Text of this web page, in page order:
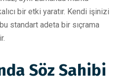
bir etki yaratır. Kendi işinizi
standart adeta bir sıçrama
Söz Sahibi